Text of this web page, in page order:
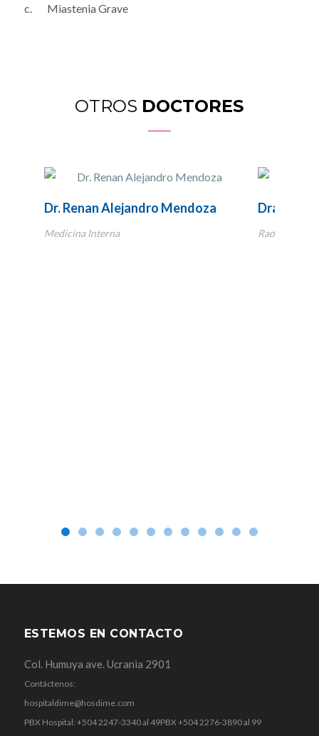
c. Miastenia Grave
OTROS DOCTORES
Dr. Renan Alejandro Mendoza
Medicina Interna
Dra.
Radiología
ESTEMOS EN CONTACTO
Col. Humuya ave. Ucrania 2901
Contáctenos:
hospitaldime@hosdime.com
PBX Hospital: +504 2247-3340 al 49PBX +504 2276-3890 al 99